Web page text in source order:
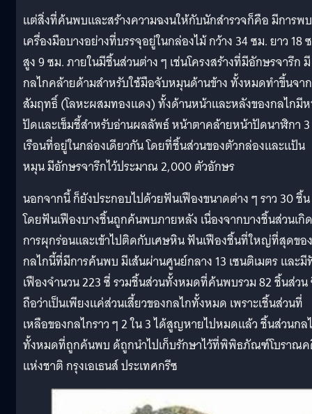
แต่สิ่งที่ค้นพบและสร้างความฉงนให้กับนักสำรวจก็คือ มีการพบ
เครื่องมือบางอย่างที่บรรจุอยู่ในกล่องไม้ กว้าง 34 ซม. ยาว 18
สูง 9 ซม. ภายในมีชิ้นส่วนต่าง ๆ เช่นโครงสร้างที่มีอักษรจารึก มี
กลไกคล้ายด้ามสำหรับใช้มือจับหมุนด้านข้าง ทั้งหมดทำขึ้นจาก
สัมฤทธิ์ (โลหะผสมทองแดง) ทั้งด้านหน้าและหลังของกลไกมี
ปัดและเข็มชี้สำหรับอ่านผลลัพธ์ หน้าตาคล้ายหน้าปัดนาฬิกา 3
เรือนที่อยู่ในกล่องเดียวกัน โดยที่ชิ้นส่วนของตัวกล่องและแป้น
หมุน มีอักษรจารึกไว้ประมาณ 2,000 ตัวอักษร
นอกจากนี้ ก็ยังประกอบไปด้วยฟันเฟืองขนาดต่าง ๆ ราว 30 ชิ้น
โดยฟันเฟืองบางชิ้นถูกค้นพบภายหลัง เนื่องจากบางชิ้นส่วนเกิด
การผุกร่อนและเข้าไปติดกับเศษหิน ฟันเฟืองชิ้นที่ใหญ่ที่สุดของ
กลไกนี้ที่มีการค้นพบ มีเส้นผ่านศูนย์กลาง 13 เซนติเมตร และ
เฟืองจำนวน 223 ซี่ รวมชิ้นส่วนทั้งหมดที่ค้นพบรวม 82 ชิ้นส่วน
ถือว่าเป็นเพียงแค่ส่วนเสี้ยวของกลไกทั้งหมด เพราะเชิ้นส่วนที่
เหลือของกลไกราว ๆ 2 ใน 3 ได้สูญหายไปหมดแล้ว ชิ้นส่วนกล
ทั้งหมดที่ถูกค้นพบ ด้ถูกนำไปเก็บรักษาไว้ที่พิพิธภัณฑ์โบราณ
แห่งชาติ กรุงเอเธนส์ ประเทศกรีซ